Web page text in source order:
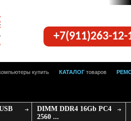
+7(911)263-
купить КАТАЛОГ товаров
DIMM DDR4 16Gb PC4
2560 ...